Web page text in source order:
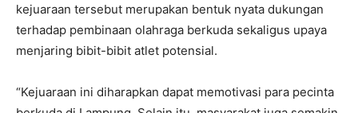
kejuaraan tersebut merupakan bentuk nyata dukungan
terhadap pembinaan olahraga berkuda sekaligus upaya
menjaring bibit-bibit atlet potensial.
“Kejuaraan ini diharapkan dapat memotivasi para pecinta